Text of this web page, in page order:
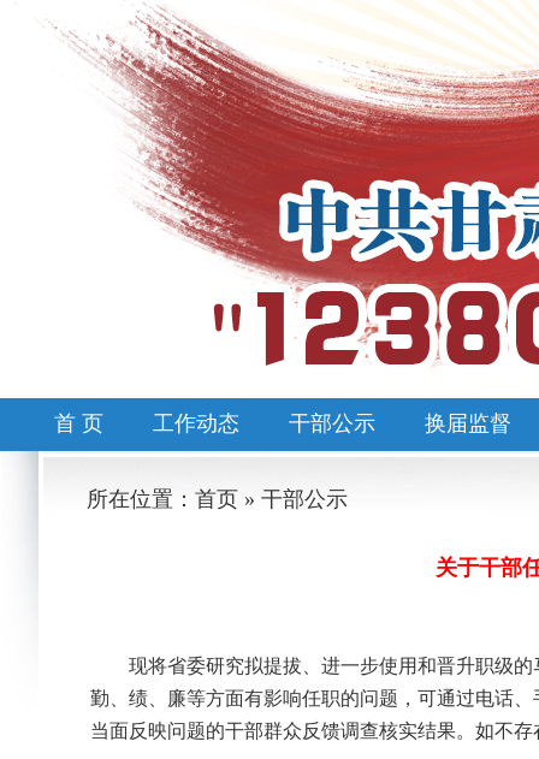
首 页 工作动态 干部公示 换届监督
所在位置：首页 » 干部公示
关于干部
现将省委研究拟提拔、进一步使用和晋升职级
勤、绩、廉等方面有影响任职的问题，可通过电话
当面反映问题的干部群众反馈调查核实结果。如不